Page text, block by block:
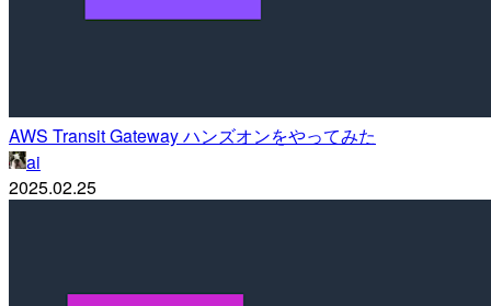
AWS Transit Gateway ハンズオンをやってみた
ai
2025.02.25